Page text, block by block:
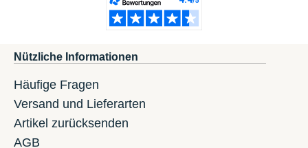
Nützliche Informationen
Häufige Fragen
Versand und Lieferarten
Artikel zurücksenden
AGB